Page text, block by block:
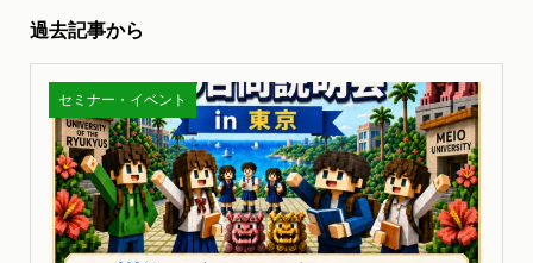
過去記事から
セミナー・イベント